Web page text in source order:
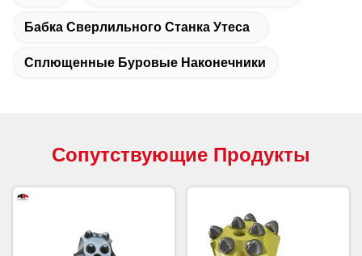
Бабка Сверлильного Станка Утеса
Сплющенные Буровые Наконечники
Сопутствующие Продукты